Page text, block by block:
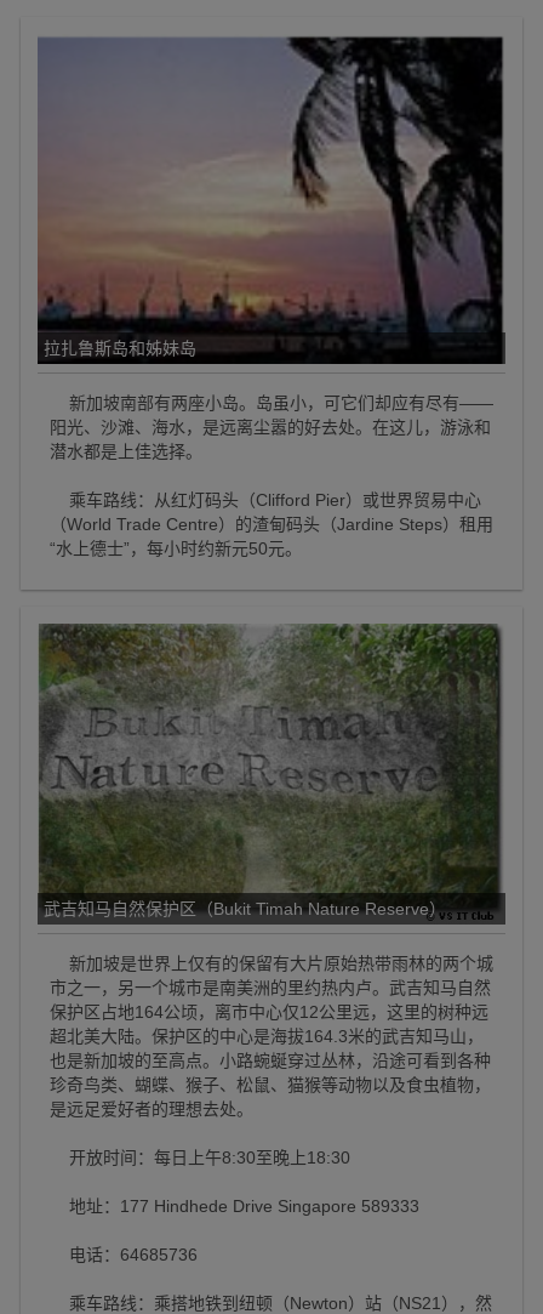
拉扎鲁斯岛和姊妹岛
新加坡南部有两座小岛。岛虽小，可它们却应有尽有——
阳光、沙滩、海水，是远离尘嚣的好去处。在这儿，游泳和
潜水都是上佳选择。
乘车路线：从红灯码头（Clifford Pier）或世界贸易中心
（World Trade Centre）的渣甸码头（Jardine Steps）租用
“水上德士”，每小时约新元50元。
武吉知马自然保护区（Bukit Timah Nature Reserve）
新加坡是世界上仅有的保留有大片原始热带雨林的两个城
市之一，另一个城市是南美洲的里约热内卢。武吉知马自然
保护区占地164公顷，离市中心仅12公里远，这里的树种远
超北美大陆。保护区的中心是海拔164.3米的武吉知马山，
也是新加坡的至高点。小路蜿蜒穿过丛林，沿途可看到各种
珍奇鸟类、蝴蝶、猴子、松鼠、猫猴等动物以及食虫植物，
是远足爱好者的理想去处。
开放时间：每日上午8:30至晚上18:30
地址：177 Hindhede Drive Singapore 589333
电话：64685736
乘车路线：乘搭地铁到纽顿（Newton）站（NS21），然